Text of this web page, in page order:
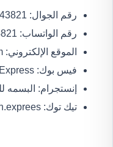
رقم الجوال: 0557643821
رقم الواتساب: 0557643821
الموقع الإلكتروني: albasmahshipping.com
فيس بوك: Elbasmah Express
إنستجرام: البسمه
تيك توك: elbasmah.exprees